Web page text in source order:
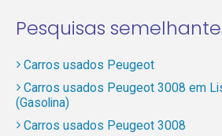
Pesquisas
Carros usados Peugeot
Carros usados Peugeot 3008 em
(Gasolina)
Carros usados Peugeot 3008